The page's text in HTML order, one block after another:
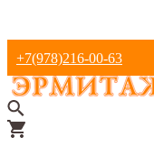
+7(978)216-00-63